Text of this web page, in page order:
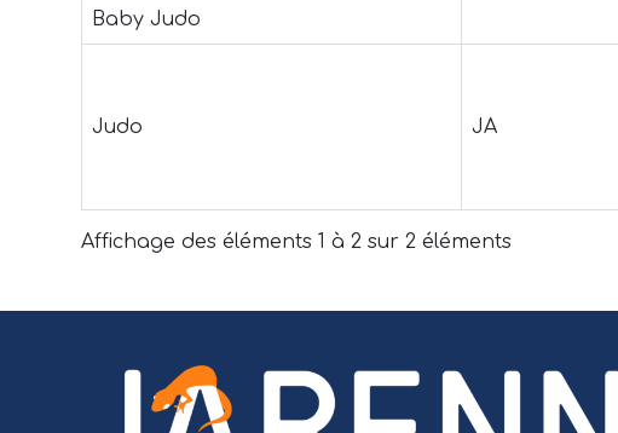
Baby Judo
Judo JA
Affichage des éléments 1 à 2 sur 2 éléments